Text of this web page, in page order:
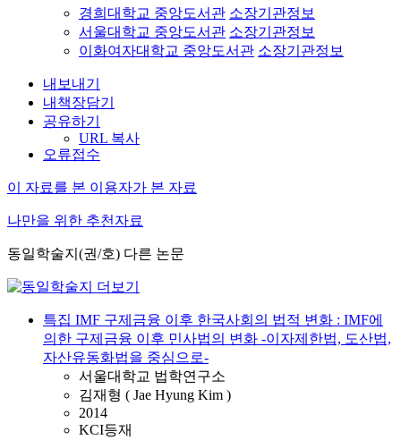
경희대학교 중앙도서관 소장기관정보
서울대학교 중앙도서관 소장기관정보
이화여자대학교 중앙도서관 소장기관정보
내보내기
내책장담기
공유하기
URL 복사
오류접수
이 자료를 본 이용자가 본 자료
나만을 위한 추천자료
동일학술지(권/호) 다른 논문
특집 IMF 구제금융 이후 한국사회의 법적 변화 : IMF에
의한 구제금융 이후 민사법의 변화 -이자제한법, 도산법,
자산유동화법을 중심으로-
서울대학교 법학연구소
김재형 ( Jae Hyung Kim )
2014
KCI등재